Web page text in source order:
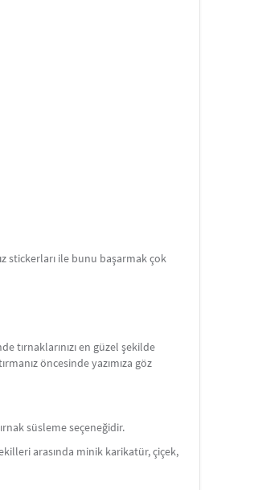
silinir, sonra tekrar
stickerları ile bunu başarmak çok
tırnaklarınızı en güzel şekilde
öncesinde yazımıza göz
süsleme seçeneğidir.
arasında minik karikatür, çiçek,